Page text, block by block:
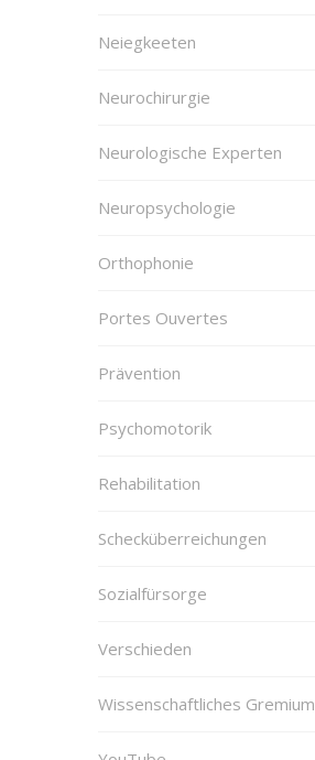
Neiegkeeten
Neurochirurgie
Neurologische Experten
Neuropsychologie
Orthophonie
Portes Ouvertes
Prävention
Psychomotorik
Rehabilitation
Schecküberreichungen
Sozialfürsorge
Verschieden
Wissenschaftliches Gremium